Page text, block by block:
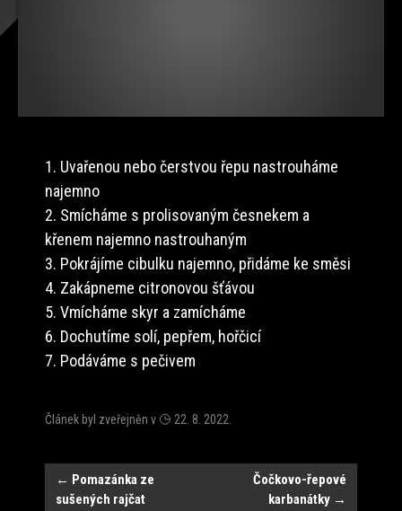
1. Uvařenou nebo čerstvou řepu nastrouháme
najemno
2. Smícháme s prolisovaným česnekem a
křenem najemno nastrouhaným
3. Pokrájíme cibulku najemno, přidáme ke směsi
4. Zakápneme citronovou šťávou
5. Vmícháme skyr a zamícháme
6. Dochutíme solí, pepřem, hořčicí
7. Podáváme s pečivem
Článek byl zveřejněn v 22. 8. 2022
Navigace
← Pomazánka ze
sušených rajčat
Čočkovo-řepové
karbanátky →